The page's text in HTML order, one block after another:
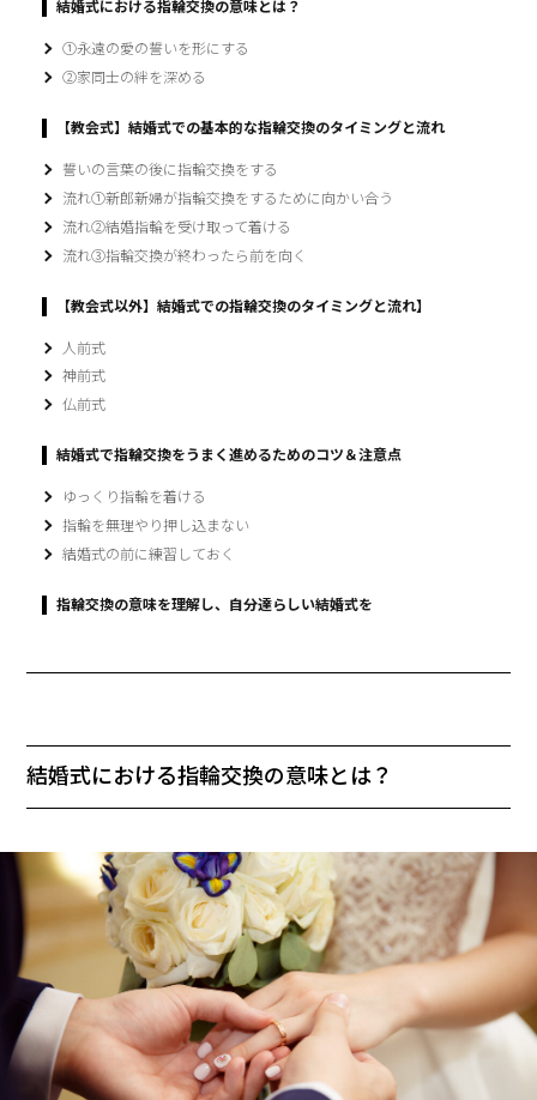
結婚式における指輪交換の意味とは？
①永遠の愛の誓いを形にする
②家同士の絆を深める
【教会式】結婚式での基本的な指輪交換のタイミングと流れ
誓いの言葉の後に指輪交換をする
流れ①新郎新婦が指輪交換をするために向かい合う
流れ②結婚指輪を受け取って着ける
流れ③指輪交換が終わったら前を向く
【教会式以外】結婚式での指輪交換のタイミングと流れ】
人前式
神前式
仏前式
結婚式で指輪交換をうまく進めるためのコツ＆注意点
ゆっくり指輪を着ける
指輪を無理やり押し込まない
結婚式の前に練習しておく
指輪交換の意味を理解し、自分達らしい結婚式を
結婚式における指輪交換の意味とは？